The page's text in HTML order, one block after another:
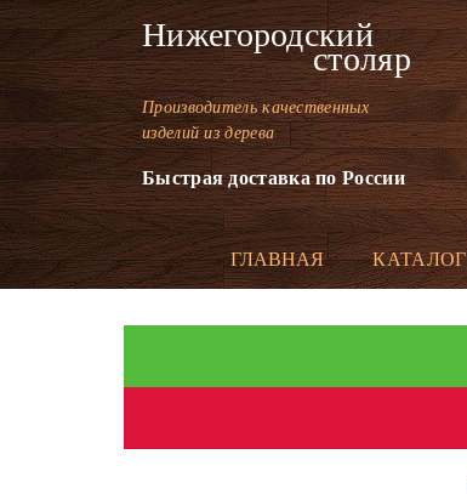
Нижегородский
столяр
Производитель качественных
изделий из дерева
Быстрая доставка по России
ГЛАВНАЯ КАТАЛОГ